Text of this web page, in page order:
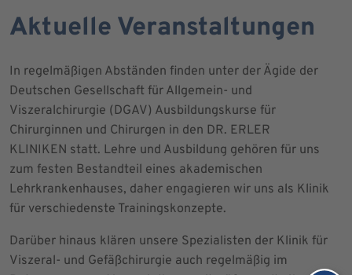
Aktuelle Veranstaltungen
In regelmäßigen Abständen finden unter der Ägide der
Deutschen Gesellschaft für Allgemein- und
Viszeralchirurgie (DGAV) Ausbildungskurse für
Chirurginnen und Chirurgen in den DR. ERLER
KLINIKEN statt. Lehre und Ausbildung gehören für uns
zum festen Bestandteil eines akademischen
Lehrkrankenhauses, daher engagieren wir uns als Klinik
für verschiedenste Trainingskonzepte.
Darüber hinaus klären unsere Spezialisten der Klinik für
Viszeral- und Gefäßchirurgie auch regelmäßig im